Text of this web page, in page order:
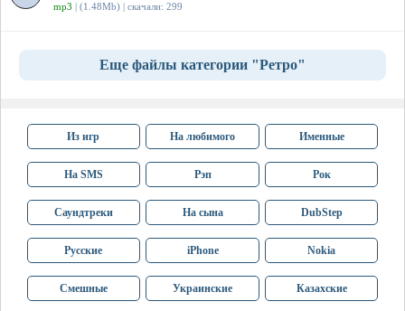
mp3 | (1.48Mb) | скачали: 299
Еще файлы категории "Ретро"
Из игр На любимого Именные
На SMS Рэп Рок
Саундтреки На сына DubStep
Русские iPhone Nokia
Смешные Украинские Казахские